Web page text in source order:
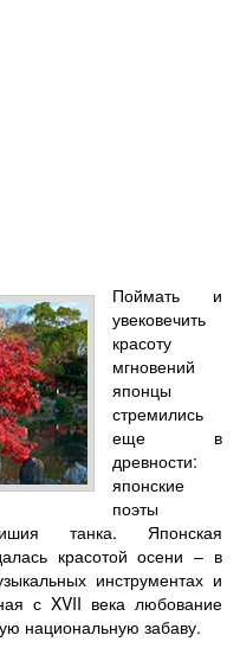
Поймать и
увековечить
красоту
мгновений
японцы
стремились
еще в
древности:
японские
поэты
танка. Японская
красотой осени – в
инструментах и
с XVII века любование
национальную забаву.